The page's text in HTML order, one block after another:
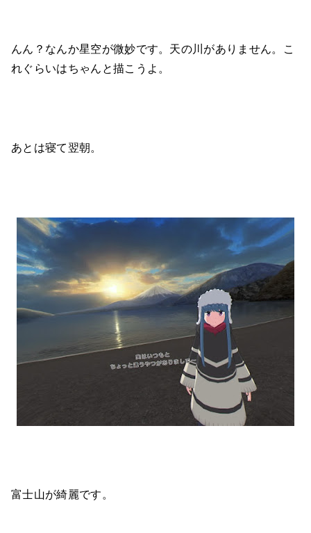
んん？なんか星空が微妙です。天の川がありません。こ
れぐらいはちゃんと描こうよ。
あとは寝て翌朝。
富士山が綺麗です。